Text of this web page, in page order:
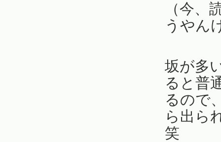
（今
うやん
坂が多
ると普
るので
ら出ら
笑